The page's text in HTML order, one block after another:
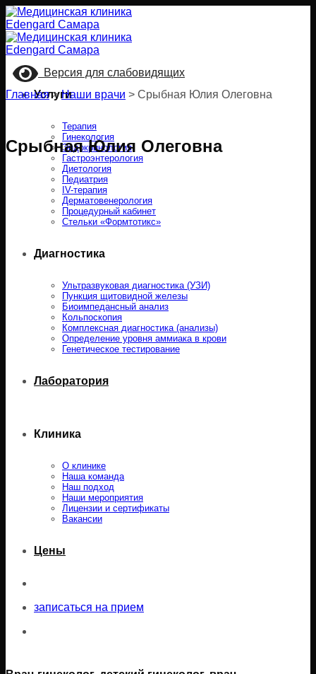
Skip
to
content
Услуги
Терапия
Гинекология
Эндокринология
Гастроэнтерология
Диетология
Педиатрия
IV-терапия
Дерматовенерология
Процедурный кабинет
Стельки «Формтотикс»
Диагностика
Ультразвуковая диагностика (УЗИ)
Пункция щитовидной железы
Биоимпедансный анализ
Кольпоскопия
Комплексная диагностика (анализы)
Определение уровня аммиака в крови
Генетическое тестирование
Лаборатория
Клиника
О клинике
Наша команда
Наш подход
Наши мероприятия
Лицензии и сертификаты
Вакансии
Цены
записаться на прием
Версия для слабовидящих
Главная > Наши врачи > Срыбная Юлия Олеговна
Срыбная Юлия Олеговна